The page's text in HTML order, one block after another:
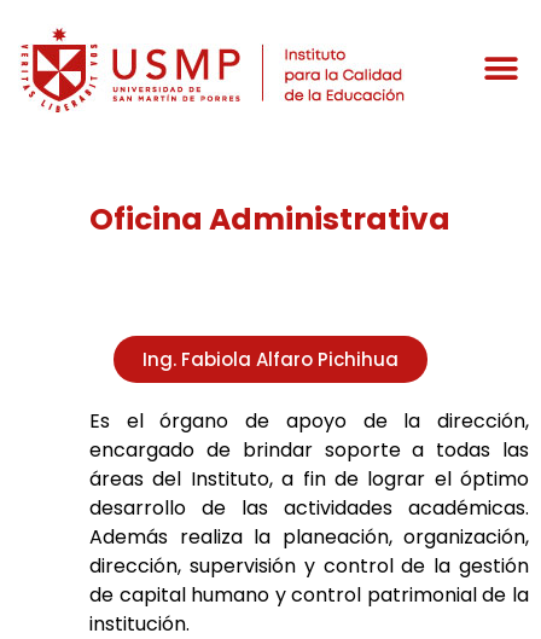
Oficina Administrativa
Ing. Fabiola Alfaro Pichihua
Es el órgano de apoyo de la dirección,
encargado de brindar soporte a todas las
áreas del Instituto, a fin de lograr el óptimo
desarrollo de las actividades académicas.
Además realiza la planeación, organización,
dirección, supervisión y control de la gestión
de capital humano y control patrimonial de la
institución.